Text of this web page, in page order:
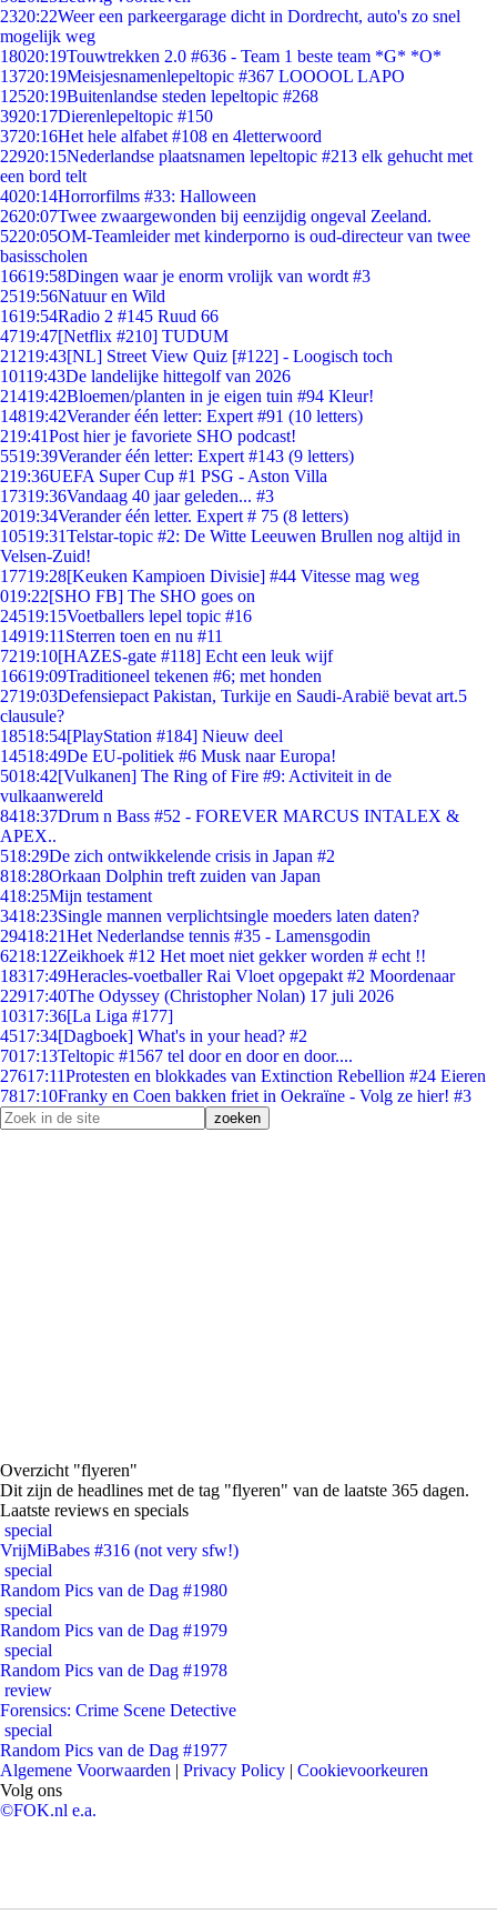
2320:22Weer een parkeergarage dicht in Dordrecht, auto's zo snel
mogelijk weg
18020:19Touwtrekken 2.0 #636 - Team 1 beste team *G* *O*
13720:19Meisjesnamenlepeltopic #367 LOOOOL LAPO
12520:19Buitenlandse steden lepeltopic #268
3920:17Dierenlepeltopic #150
3720:16Het hele alfabet #108 en 4letterwoord
22920:15Nederlandse plaatsnamen lepeltopic #213 elk gehucht met
een bord telt
4020:14Horrorfilms #33: Halloween
2620:07Twee zwaargewonden bij eenzijdig ongeval Zeeland.
5220:05OM-Teamleider met kinderporno is oud-directeur van twee
basisscholen
16619:58Dingen waar je enorm vrolijk van wordt #3
2519:56Natuur en Wild
1619:54Radio 2 #145 Ruud 66
4719:47[Netflix #210] TUDUM
21219:43[NL] Street View Quiz [#122] - Loogisch toch
10119:43De landelijke hittegolf van 2026
21419:42Bloemen/planten in je eigen tuin #94 Kleur!
14819:42Verander één letter: Expert #91 (10 letters)
219:41Post hier je favoriete SHO podcast!
5519:39Verander één letter: Expert #143 (9 letters)
219:36UEFA Super Cup #1 PSG - Aston Villa
17319:36Vandaag 40 jaar geleden... #3
2019:34Verander één letter. Expert # 75 (8 letters)
10519:31Telstar-topic #2: De Witte Leeuwen Brullen nog altijd in
Velsen-Zuid!
17719:28[Keuken Kampioen Divisie] #44 Vitesse mag weg
019:22[SHO FB] The SHO goes on
24519:15Voetballers lepel topic #16
14919:11 Sterren toen en nu #11
7219:10[HAZES-gate #118] Echt een leuk wijf
16619:09Traditioneel tekenen #6; met honden
2719:03Defensiepact Pakistan, Turkije en Saudi-Arabië bevat art.5
clausule?
18518:54[PlayStation #184] Nieuw deel
14518:49De EU-politiek #6 Musk naar Europa!
5018:42[Vulkanen] The Ring of Fire #9: Activiteit in de
vulkaanwereld
8418:37Drum n Bass #52 - FOREVER MARCUS INTALEX &
APEX..
518:29De zich ontwikkelende crisis in Japan #2
818:28Orkaan Dolphin treft zuiden van Japan
418:25Mijn testament
3418:23Single mannen verplichtsingle moeders laten daten?
29418:21Het Nederlandse tennis #35 - Lamensgodin
6218:12Zeikhoek #12 Het moet niet gekker worden # echt !!
18317:49Heracles-voetballer Rai Vloet opgepakt #2 Moordenaar
22917:40The Odyssey (Christopher Nolan) 17 juli 2026
10317:36[La Liga #177]
4517:34[Dagboek] What's in your head? #2
7017:13Teltopic #1567 tel door en door en door....
27617:11Protesten en blokkades van Extinction Rebellion #24 Eieren
7817:10Franky en Coen bakken friet in Oekraïne - Volg ze hier! #3
Overzicht "flyeren"
Dit zijn de headlines met de tag "flyeren" van de laatste 365 dagen.
Laatste reviews en specials
special
VrijMiBabes #316 (not very sfw!)
special
Random Pics van de Dag #1980
special
Random Pics van de Dag #1979
special
Random Pics van de Dag #1978
review
Forensics: Crime Scene Detective
special
Random Pics van de Dag #1977
Algemene Voorwaarden | Privacy Policy | Cookievoorkeuren
Volg ons
©FOK.nl e.a.